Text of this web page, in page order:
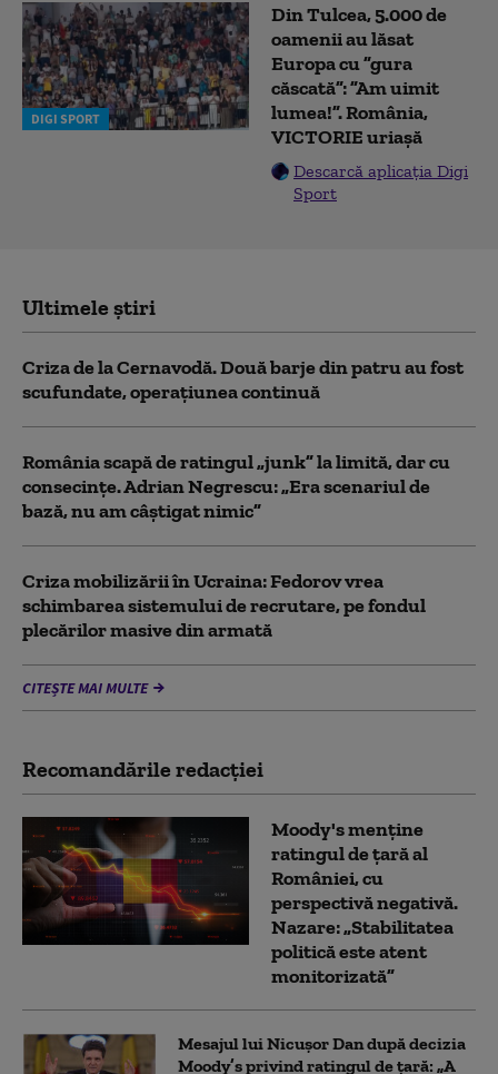
DIGI SPORT
Din Tulcea, 5.000 de
oamenii au lăsat
Europa cu ”gura
căscată”: ”Am uimit
lumea!”. România,
VICTORIE uriașă
Descarcă aplicația Digi
Sport
Ultimele știri
Criza de la Cernavodă. Două barje din patru au fost
scufundate, operațiunea continuă
România scapă de ratingul „junk” la limită, dar cu
consecinţe. Adrian Negrescu: „Era scenariul de
bază, nu am câștigat nimic”
Criza mobilizării în Ucraina: Fedorov vrea
schimbarea sistemului de recrutare, pe fondul
plecărilor masive din armată
CITEȘTE MAI MULTE
Recomandările redacţiei
Moody's menține
ratingul de țară al
României, cu
perspectivă negativă.
Nazare: „Stabilitatea
politică este atent
monitorizată”
Mesajul lui Nicușor Dan după decizia
Moody’s privind ratingul de țară: „A